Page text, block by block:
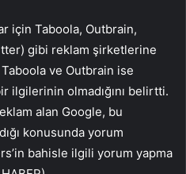
için Taboola, Outbrain,
gibi reklam şirketlerine
ve Outbrain ise
ilgilerinin olmadığını belirtti.
alan Google, bu
konusunda yorum
bahisle ilgili yorum yapma